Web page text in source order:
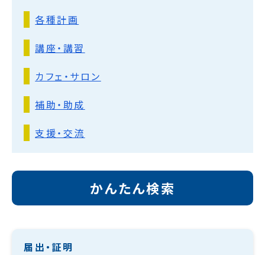
各種計画
講座・講習
カフェ・サロン
補助・助成
支援・交流
かんたん検索
届出・証明